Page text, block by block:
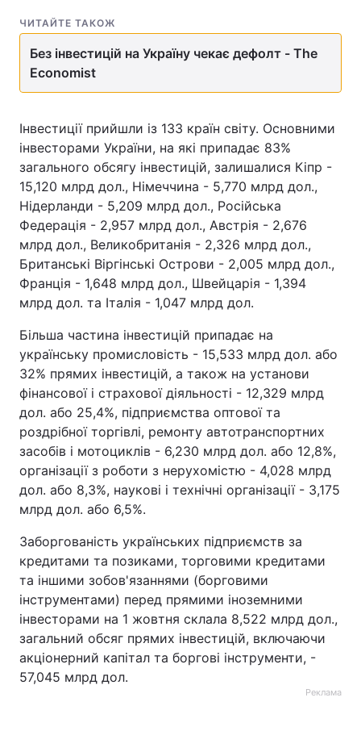
ЧИТАЙТЕ ТАКОЖ
Без інвестицій на Україну чекає дефолт - The
Economist
Інвестиції прийшли із 133 країн світу. Основними
інвесторами України, на які припадає 83%
загального обсягу інвестицій, залишалися Кіпр -
15,120 млрд дол., Німеччина - 5,770 млрд дол.,
Нідерланди - 5,209 млрд дол., Російська
Федерація - 2,957 млрд дол., Австрія - 2,676
млрд дол., Великобританія - 2,326 млрд дол.,
Британські Віргінські Острови - 2,005 млрд дол.,
Франція - 1,648 млрд дол., Швейцарія - 1,394
млрд дол. та Італія - 1,047 млрд дол.
Більша частина інвестицій припадає на
українську промисловість - 15,533 млрд дол. або
32% прямих інвестицій, а також на установи
фінансової і страхової діяльності - 12,329 млрд
дол. або 25,4%, підприємства оптової та
роздрібної торгівлі, ремонту автотранспортних
засобів і мотоциклів - 6,230 млрд дол. або 12,8%,
організації з роботи з нерухомістю - 4,028 млрд
дол. або 8,3%, наукові і технічні організації - 3,175
млрд дол. або 6,5%.
Заборгованість українських підприємств за
кредитами та позиками, торговими кредитами
та іншими зобов'язаннями (борговими
інструментами) перед прямими іноземними
інвесторами на 1 жовтня склала 8,522 млрд дол.,
загальний обсяг прямих інвестицій, включаючи
акціонерний капітал та боргові інструменти, -
57,045 млрд дол.
Реклама